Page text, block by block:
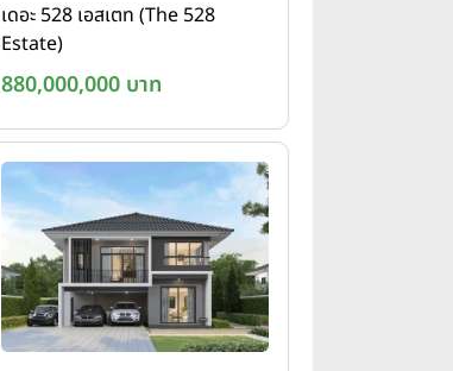
เดอะ 528 เอสเตท (The 528
Estate)
880,000,000 บาท